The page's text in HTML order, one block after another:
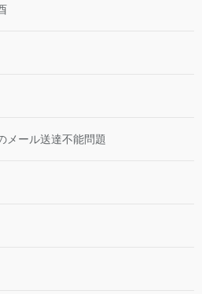
メール送達不能問題